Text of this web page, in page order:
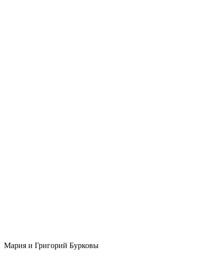
Мария и Григорий Бурковы